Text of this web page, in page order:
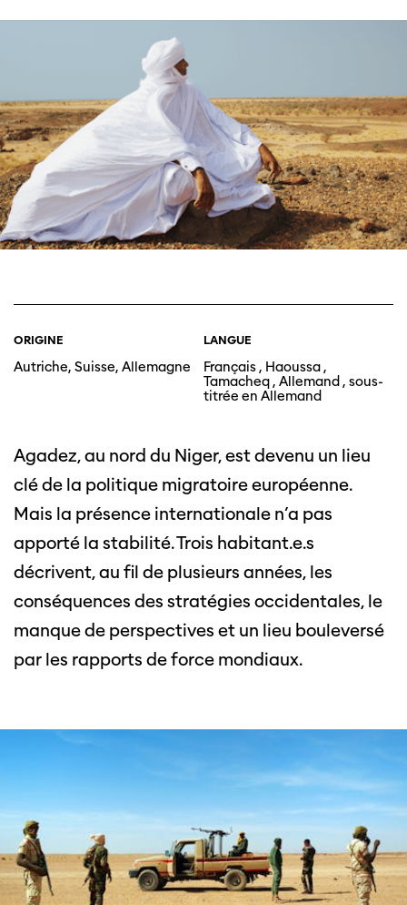
ORIGINE
Autriche, Suisse, Allemagne
LANGUE
Français , Haoussa ,
Tamacheq , Allemand , sous-
titrée en Allemand
Agadez, au nord du Niger, est devenu un lieu
clé de la politique migratoire européenne.
Mais la présence internationale n’a pas
apporté la stabilité. Trois habitant.e.s
décrivent, au fil de plusieurs années, les
conséquences des stratégies occidentales, le
manque de perspectives et un lieu bouleversé
par les rapports de force mondiaux.